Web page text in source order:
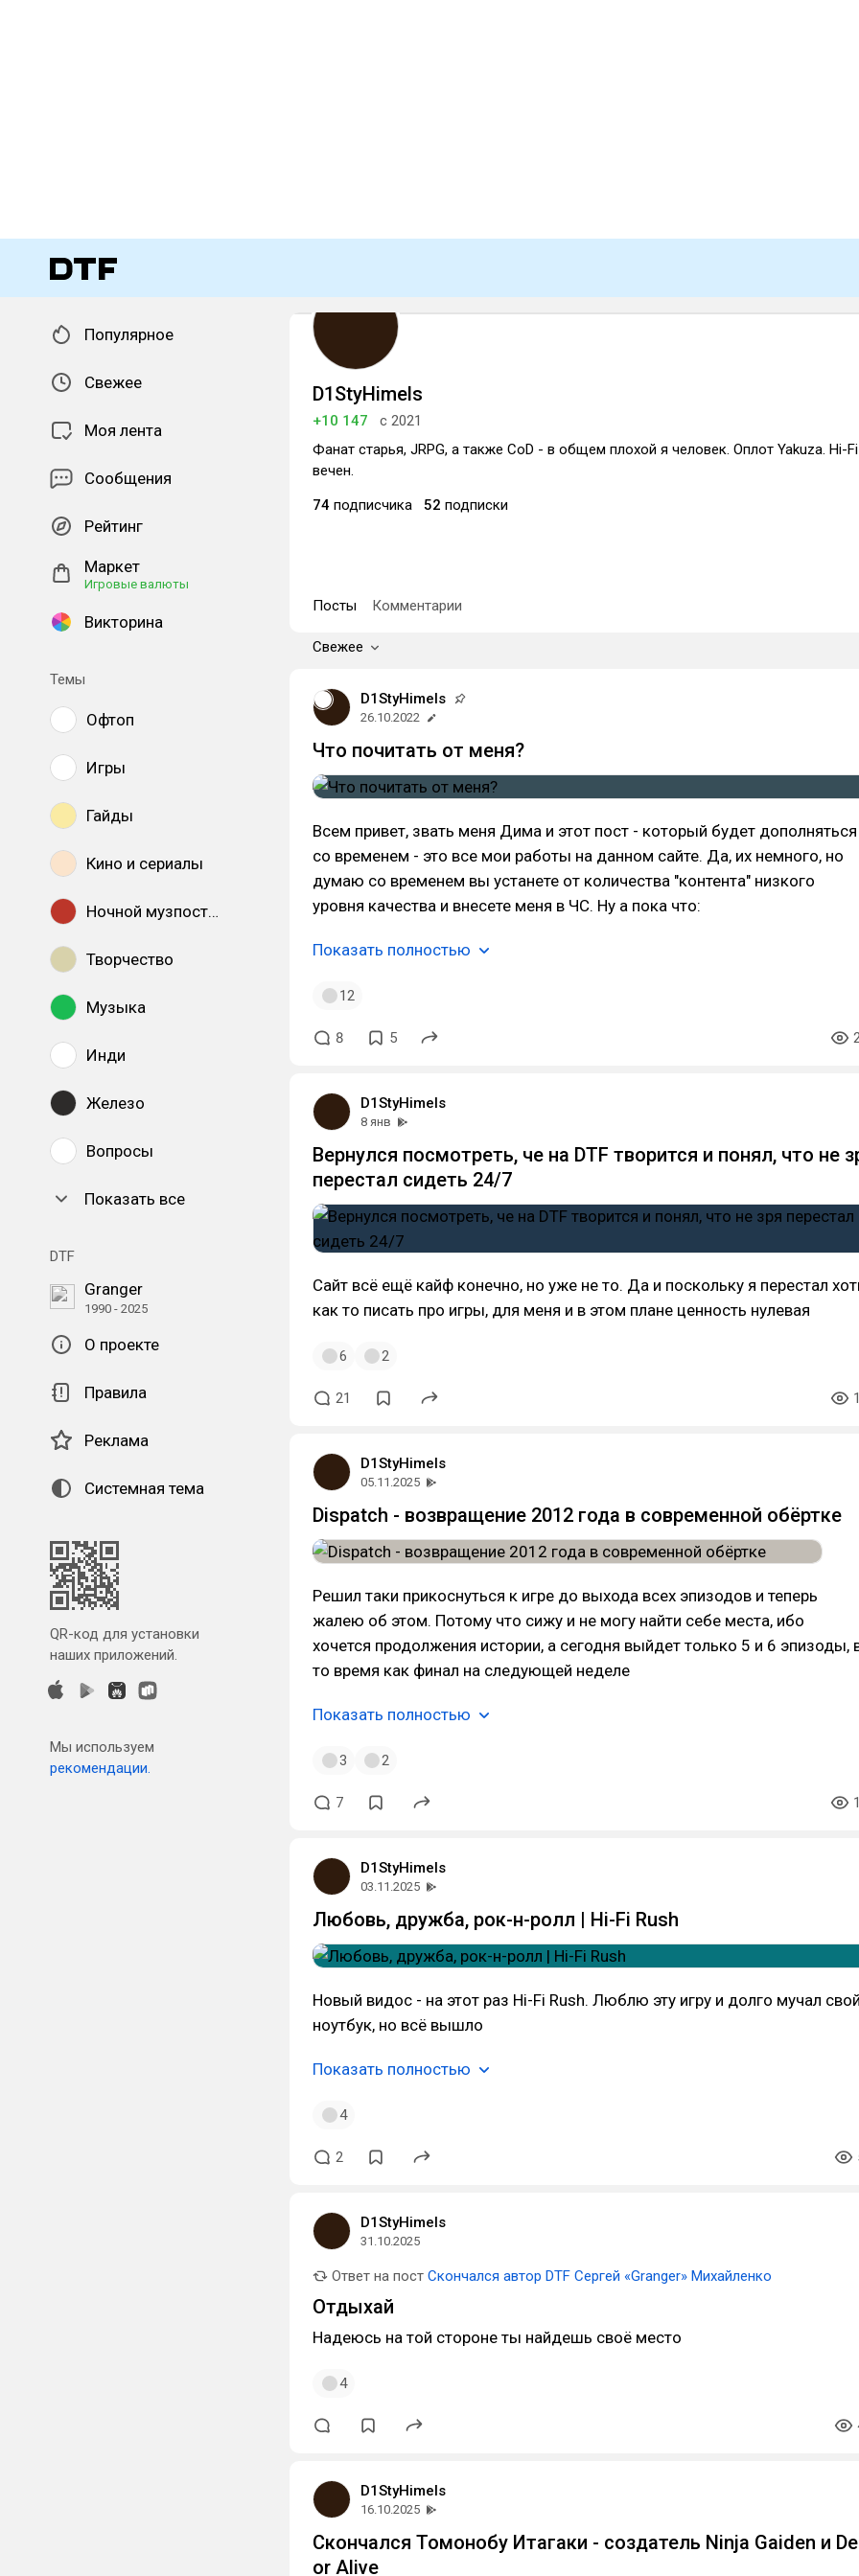
Популярное
Свежее
Моя лента
Сообщения
Рейтинг
Маркет
Игровые валюты
Викторина
Темы
Офтоп
Игры
Гайды
Кино и сериалы
Ночной музпостинг
Творчество
Музыка
Инди
Железо
Вопросы
Показать все
DTF
Granger
1990 - 2025
О проекте
Правила
Реклама
Системная тема
QR-код для установки
наших приложений.
Мы используем
рекомендации.
D1StyHimels
+10 147
с 2021
Фанат старья, JRPG, а также CoD - в общем плохой я человек. Оплот Yakuza. Hi-Fi
вечен.
74 подписчика 52 подписки
Посты Комментарии
Свежее
D1StyHimels
26.10.2022
Что почитать от меня?
Всем привет, звать меня Дима и этот пост - который будет дополняться
со временем - это все мои работы на данном сайте. Да, их немного, но
думаю со временем вы устанете от количества "контента" низкого
уровня качества и внесете меня в ЧС. Ну а пока что:
Показать полностью
12
8 5
D1StyHimels
8 янв
Вернулся посмотреть, че на DTF творится и понял, что не
перестал сидеть 24/7
Сайт всё ещё кайф конечно, но уже не то. Да и поскольку я перестал
как то писать про игры, для меня и в этом плане ценность нулевая
6 2
21
D1StyHimels
05.11.2025
Dispatch - возвращение 2012 года в современной обёртке
Решил таки прикоснуться к игре до выхода всех эпизодов и теперь
жалею об этом. Потому что сижу и не могу найти себе места, ибо
хочется продолжения истории, а сегодня выйдет только 5 и 6 эпизоды,
то время как финал на следующей неделе
Показать полностью
3 2
7
D1StyHimels
03.11.2025
Любовь, дружба, рок-н-ролл | Hi-Fi Rush
Новый видос - на этот раз Hi-Fi Rush. Люблю эту игру и долго мучал свой
ноутбук, но всё вышло
Показать полностью
4
2
D1StyHimels
31.10.2025
Ответ на пост Скончался автор DTF Сергей «Granger» Михайленко
Отдыхай
Надеюсь на той стороне ты найдешь своё место
4
D1StyHimels
16.10.2025
Скончался Томонобу Итагаки - создатель Ninja Gaiden и
or Alive